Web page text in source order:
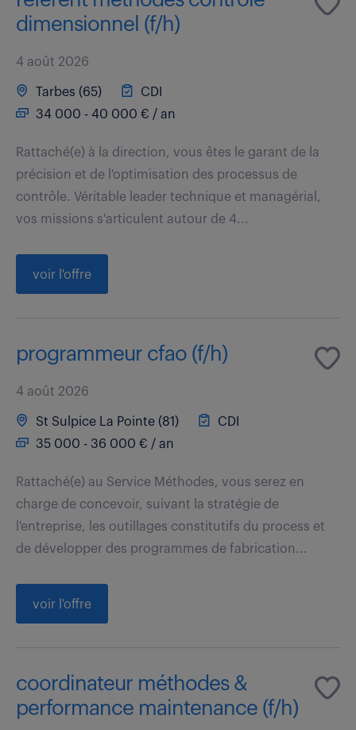
dimensionnel (f/h)
4 août 2026
Tarbes (65)
CDI
34 000 - 40 000 € / an
Rattaché(e) à la direction, vous êtes le garant de la
précision et de l'optimisation des processus de
contrôle. Véritable leader technique et managérial,
vos missions s'articulent autour de 4...
voir l'offre
programmeur cfao (f/h)
4 août 2026
St Sulpice La Pointe (81)
CDI
35 000 - 36 000 € / an
Rattaché(e) au Service Méthodes, vous serez en
charge de concevoir, suivant la stratégie de
l'entreprise, les outillages constitutifs du process et
de développer des programmes de fabrication...
voir l'offre
coordinateur méthodes &
performance maintenance (f/h)